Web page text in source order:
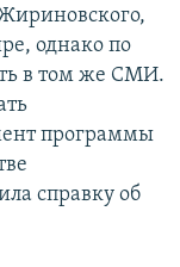
однако по
в том же СМИ.
программы
справку об